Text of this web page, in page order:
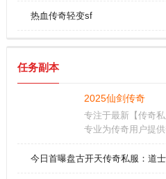
热血传奇轻变sf
任务副本
2025仙剑传奇
专注于最新【传奇
专业为传奇用户提
奇网站开服信息,是
今日首曝盘古开天传奇私服：道